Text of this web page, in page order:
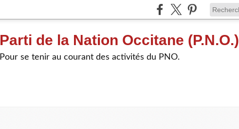
Parti de la Nation Occitane (P.N.O.)
Pour se tenir au courant des activités du PNO.